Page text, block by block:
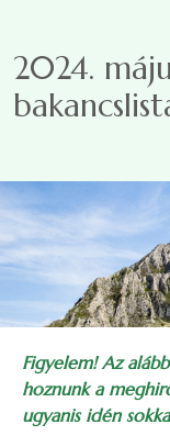
2024.
Figyelem! Az
hoznunk a
ugyanis idén